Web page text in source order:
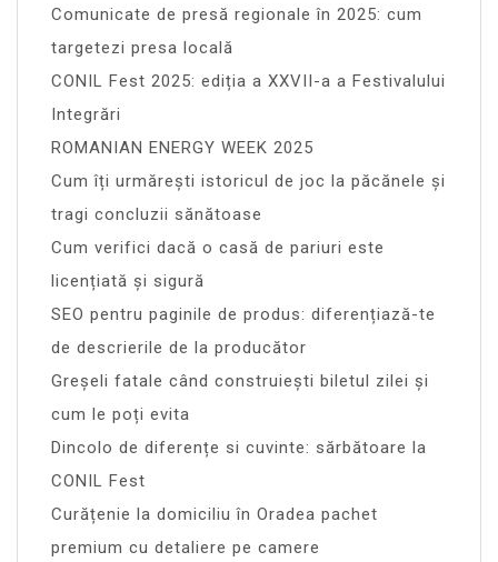
Comunicate de presă regionale în 2025: cum
targetezi presa locală
CONIL Fest 2025: ediția a XXVII-a a Festivalului
Integrări
ROMANIAN ENERGY WEEK 2025
Cum îți urmărești istoricul de joc la păcănele și
tragi concluzii sănătoase
Cum verifici dacă o casă de pariuri este
licențiată și sigură
SEO pentru paginile de produs: diferențiază-te
de descrierile de la producător
Greșeli fatale când construiești biletul zilei și
cum le poți evita
Dincolo de diferențe si cuvinte: sărbătoare la
CONIL Fest
Curățenie la domiciliu în Oradea pachet
premium cu detaliere pe camere